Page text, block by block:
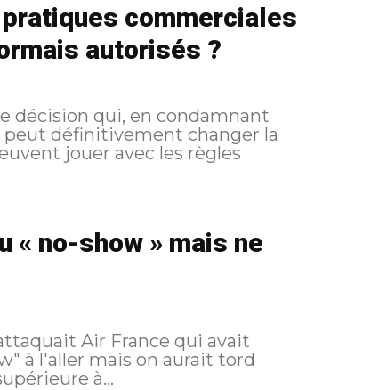
commerciales
autorisés ?
décision qui, en condamnant
peut définitivement changer la
jouer avec les règles
« no-show » mais ne
à l'aller mais on aurait tord
à...